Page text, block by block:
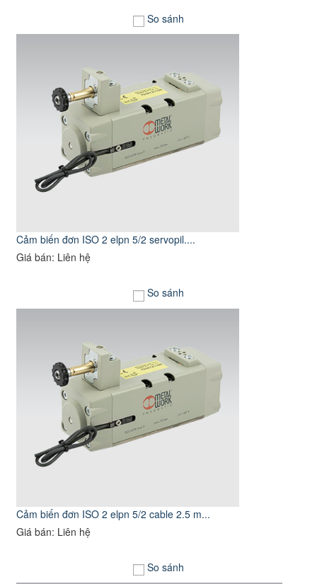
So sánh
Cảm biến đơn ISO 2 elpn 5/2 servopil....
Giá bán: Liên hệ
So sánh
Cảm biến đơn ISO 2 elpn 5/2 cable 2.5 m...
Giá bán: Liên hệ
So sánh